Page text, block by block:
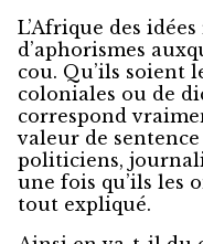
L’Afrique des
d’aphorismes
cou. Qu’ils soient
coloniales ou de
correspond
valeur de
politiciens,
une fois qu’ils les
tout expliqué.